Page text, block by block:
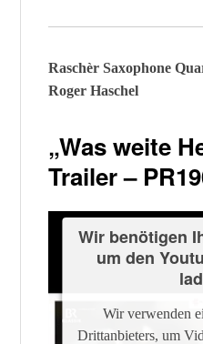
Raschèr Saxophone
Roger Haschel
„Was weite
Trailer –
Wir benötigen
um den
Wir verwenden
Drittanbieters, um